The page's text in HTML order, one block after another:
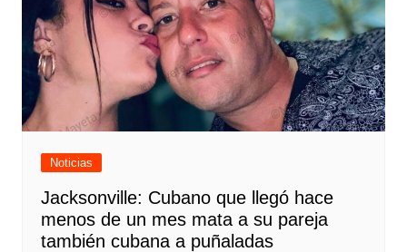
Noticias
Jacksonville: Cubano que llegó hace
menos de un mes mata a su pareja
también cubana a puñaladas